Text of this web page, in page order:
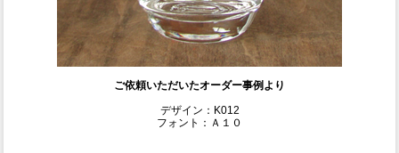
ご依頼いただいたオーダー事例より
デザイン：K012
フォント：Ａ１０